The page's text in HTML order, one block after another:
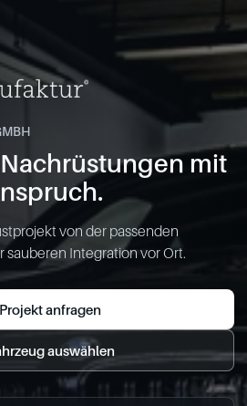
mit
von der passenden
sauberen Integration vor Ort.
anfragen
auswählen